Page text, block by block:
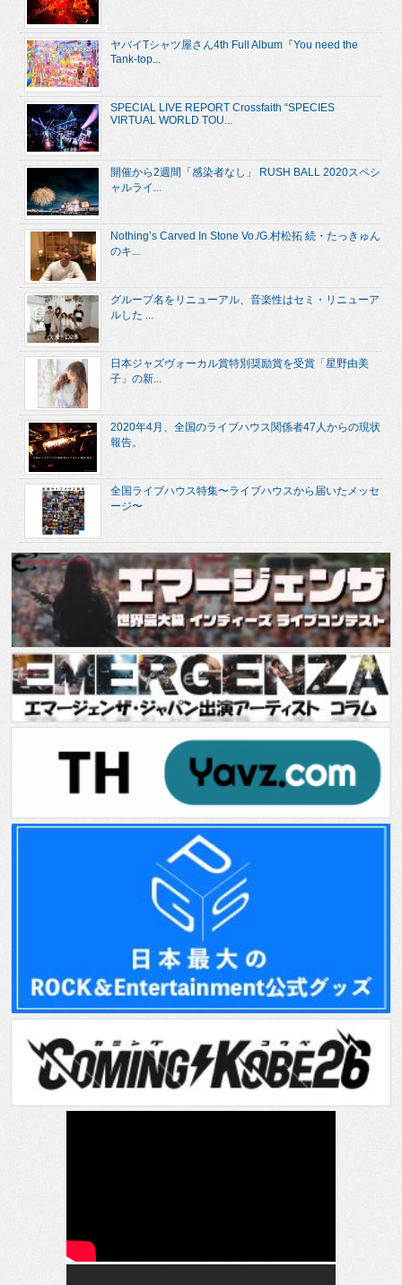
ヤバイTシャツ屋さん4th Full Album『You need the
Tank-top...
SPECIAL LIVE REPORT Crossfaith “SPECIES
VIRTUAL WORLD TOU...
開催から2週間「感染者なし」 RUSH BALL 2020スペシ
ャルライ...
Nothing’s Carved In Stone Vo./G.村松拓 続・たっきゅん
のキ...
グループ名をリニューアル、音楽性はセミ・リニューア
ルした ...
日本ジャズヴォーカル賞特別奨励賞を受賞「星野由美
子」の新...
2020年4月、全国のライブハウス関係者47人からの現状
報告。
全国ライブハウス特集〜ライブハウスから届いたメッセ
ージ〜